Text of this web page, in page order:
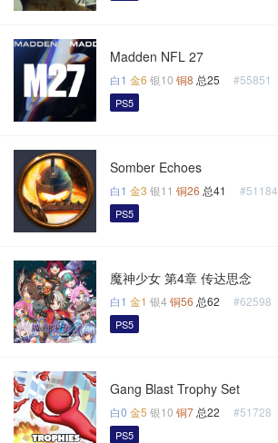
Madden NFL 27
白1 金6 银10 铜8 总25 #55851
PS5
Somber Echoes
白1 金3 银11 铜26 总41 #51184
PS5
魔神少女 第4章 传达思念
白1 金1 银4 铜56 总62 #62598
PS5
Gang Blast Trophy Set
白0 金5 银10 铜7 总22 #51728
PS5